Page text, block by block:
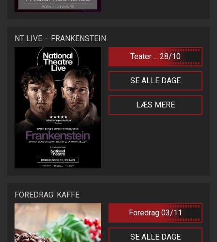
NT LIVE – FRANKENSTEIN
Teater ... 28/10
SE ALLE DAGE
LÆS MERE
FOREDRAG: KAFFE
Foredrag 03/11
SE ALLE DAGE